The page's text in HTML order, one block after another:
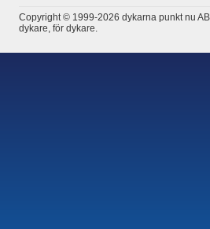
Copyright © 1999-2026 dykarna punkt nu
dykare, för dykare.